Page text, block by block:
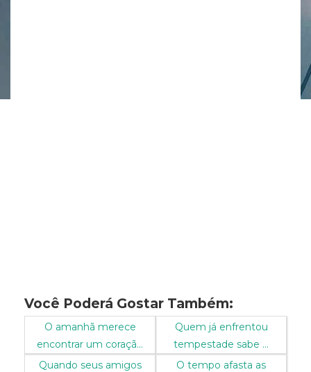
Você Poderá Gostar Também:
O amanhã merece
encontrar um coraçã...
Quem já enfrentou
tempestade sabe ...
Quando seus amigos
O tempo afasta as